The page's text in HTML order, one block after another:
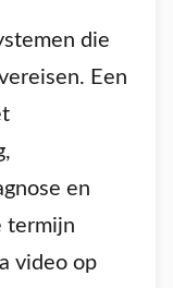
die
Een
en
termijn
video op